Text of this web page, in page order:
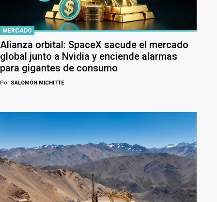
MERCADO
Alianza orbital: SpaceX sacude el mercado
global junto a Nvidia y enciende alarmas
para gigantes de consumo
Por SALOMÓN MICHITTE